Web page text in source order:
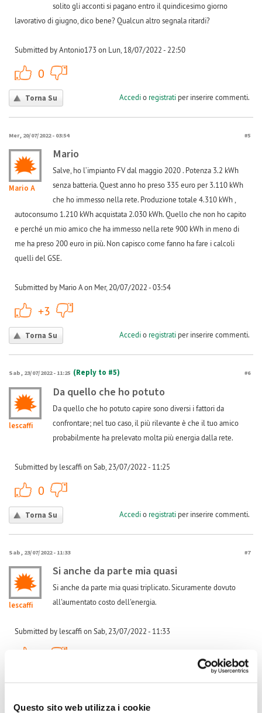
Questo sito web utilizza i cookie
solito gli acconti si pagano entro il quindicesimo giorno
lavorativo di giugno, dico bene? Qualcun altro segnala ritardi?
Submitted by Antonio173 on Lun, 18/07/2022 - 22:50
0
Torna Su Accedio registratiper inserire commenti.
Mer, 20/07/2022 - 03:54 #5
Mario A
Mario
Salve, ho l’impianto FV dal maggio 2020 . Potenza 3.2 kWh
senza batteria. Quest anno ho preso 335 euro per 3.110 kWh
che ho immesso nella rete. Produzione totale 4.310 kWh ,
autoconsumo 1.210 kWh acquistata 2.030 kWh. Quello che non ho capito
e perché un mio amico che ha immesso nella rete 900 kWh in meno di
me ha preso 200 euro in più. Non capisco come fanno ha fare i calcoli
quelli del GSE.
Submitted by Mario A on Mer, 20/07/2022 - 03:54
+3
Torna Su Accedio registratiper inserire commenti.
Sab, 23/07/2022 - 11:25 (Reply to #5) #6
lescaffi
Da quello che ho potuto
Da quello che ho potuto capire sono diversi i fattori da
confrontare; nel tuo caso, il più rilevante è che il tuo amico
probabilmente ha prelevato molta più energia dalla rete.
Submitted by lescaffi on Sab, 23/07/2022 - 11:25
0
Torna Su Accedio registratiper inserire commenti.
Sab, 23/07/2022 - 11:33 #7
lescaffi
Si anche da parte mia quasi
Si anche da parte mia quasi triplicato. Sicuramente dovuto
all'aumentato costo dell'energia.
Submitted by lescaffi on Sab, 23/07/2022 - 11:33